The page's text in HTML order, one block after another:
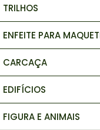
TRILHOS
ENFEITE PARA
CARCAÇA
EDIFÍCIOS
FIGURA E ANIMAIS